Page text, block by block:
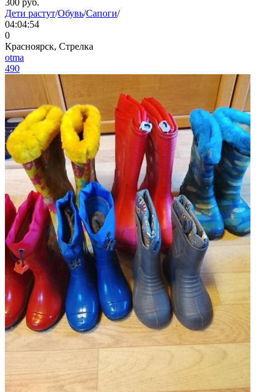
Дети растут/Обувь/Сапоги/
04:04:54
0
Красноярск, Стрелка
otma
490